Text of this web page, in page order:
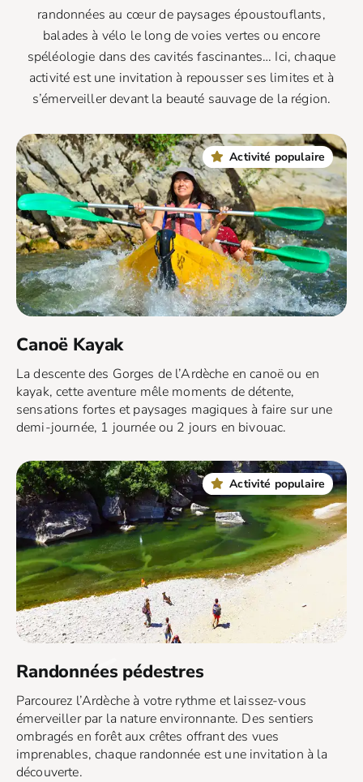
randonnées au cœur de paysages époustouflants,
balades à vélo le long de voies vertes ou encore
spéléologie dans des cavités fascinantes… Ici, chaque
activité est une invitation à repousser ses limites et à
s’émerveiller devant la beauté sauvage de la région.
Activité populaire
Canoë Kayak
La descente des Gorges de l’Ardèche en canoë ou en
kayak, cette aventure mêle moments de détente,
sensations fortes et paysages magiques à faire sur une
demi-journée, 1 journée ou 2 jours en bivouac.
Activité populaire
Randonnées pédestres
Parcourez l’Ardèche à votre rythme et laissez-vous
émerveiller par la nature environnante. Des sentiers
ombragés en forêt aux crêtes offrant des vues
imprenables, chaque randonnée est une invitation à la
découverte.